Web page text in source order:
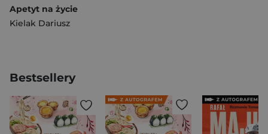
Apetyt na życie
Kielak Dariusz
Bestsellery